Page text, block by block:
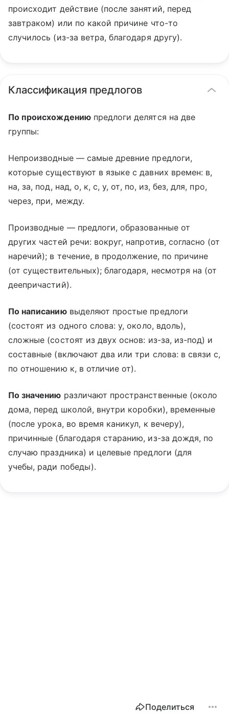
происходит действие (после занятий, перед
завтраком) или по какой причине что-то
случилось (из-за ветра, благодаря другу).
Классификация предлогов
По происхождениюпредлоги делятся на две
группы:
Непроизводные — самые древние предлоги,
которые существуют в языке с давних времен: в,
на, за, под, над, о, к, с, у, от, по, из, без, для, про,
через, при, между.
Производные — предлоги, образованные от
других частей речи: вокруг, напротив, согласно (от
наречий); в течение, в продолжение, по причине
(от существительных); благодаря, несмотря на (от
деепричастий).
По написаниювыделяют простые предлоги
(состоят из одного слова: у, около, вдоль),
сложные (состоят из двух основ: из-за, из-под) и
составные (включают два или три слова: в связи с,
по отношению к, в отличие от).
По значению различают пространственные (около
дома, перед школой, внутри коробки), временные
(после урока, во время каникул, к вечеру),
причинные (благодаря старанию, из-за дождя, по
случаю праздника) и целевые предлоги (для
учебы, ради победы).
Поделиться